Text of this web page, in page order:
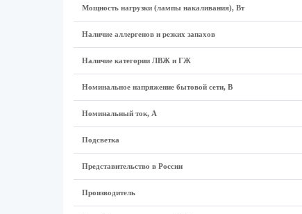
Мощность нагрузки (лампы накаливания), Вт
Наличие аллергенов и резких запахов
Наличие категории ЛВЖ и ГЖ
Номинальное напряжение бытовой сети, В
Номинальный ток, А
Подсветка
Представительство в России
Производитель